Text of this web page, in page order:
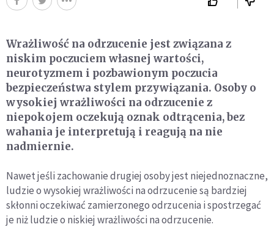
Wrażliwość na odrzucenie jest związana z
niskim poczuciem własnej wartości,
neurotyzmem i pozbawionym poczucia
bezpieczeństwa stylem przywiązania. Osoby o
wysokiej wrażliwości na odrzucenie z
niepokojem oczekują oznak odtrącenia, bez
wahania je interpretują i reagują na nie
nadmiernie.
Nawet jeśli zachowanie drugiej osoby jest niejednoznaczne,
ludzie o wysokiej wrażliwości na odrzucenie są bardziej
skłonni oczekiwać zamierzonego odrzucenia i spostrzegać
je niż ludzie o niskiej wrażliwości na odrzucenie.